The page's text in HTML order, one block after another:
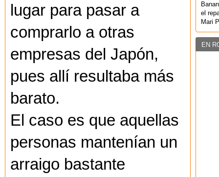
lugar para pasar a
comprarlo a otras
empresas del Japón,
pues allí resultaba más
barato.
El caso es que aquellas
personas mantenían un
arraigo bastante
el
Mari
EN